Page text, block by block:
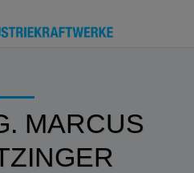
MARCUS